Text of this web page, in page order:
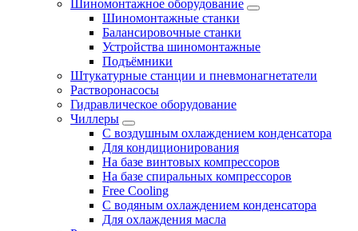
Шиномонтажное оборудование
Шиномонтажные станки
Балансировочные станки
Устройства шиномонтажные
Подъёмники
Штукатурные станции и пневмонагнетатели
Растворонасосы
Гидравлическое оборудование
Чиллеры
С воздушным охлаждением конденсатора
Для кондиционирования
На базе винтовых компрессоров
На базе спиральных компрессоров
Free Cooling
С водяным охлаждением конденсатора
Для охлаждения масла